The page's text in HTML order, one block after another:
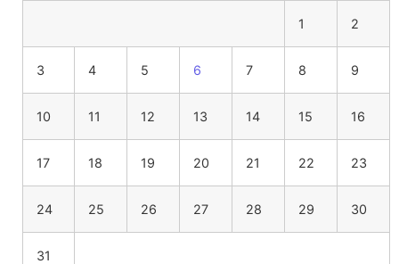
1 2
3 4 5 6 7 8 9
10 11 12 13 14 15 16
17 18 19 20 21 22 23
24 25 26 27 28 29 30
31